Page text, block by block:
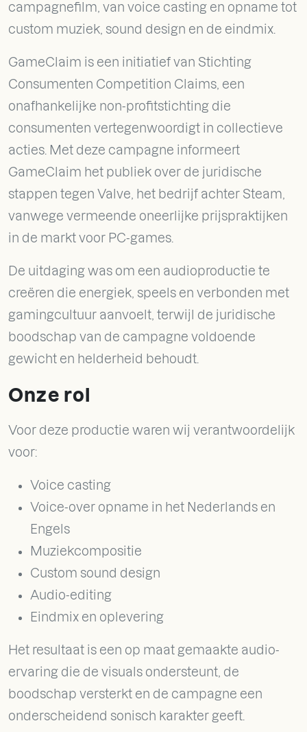
campagnefilm, van voice casting en opname tot
custom muziek, sound design en de eindmix.
GameClaim is een initiatief van Stichting
Consumenten Competition Claims, een
onafhankelijke non-profitstichting die
consumenten vertegenwoordigt in collectieve
acties. Met deze campagne informeert
GameClaim het publiek over de juridische
stappen tegen Valve, het bedrijf achter Steam,
vanwege vermeende oneerlijke prijspraktijken
in de markt voor PC-games.
De uitdaging was om een audioproductie te
creëren die energiek, speels en verbonden met
gamingcultuur aanvoelt, terwijl de juridische
boodschap van de campagne voldoende
gewicht en helderheid behoudt.
Onze rol
Voor deze productie waren wij verantwoordelijk
voor:
Voice casting
Voice-over opname in het Nederlands en
Engels
Muziekcompositie
Custom sound design
Audio-editing
Eindmix en oplevering
Het resultaat is een op maat gemaakte audio-
ervaring die de visuals ondersteunt, de
boodschap versterkt en de campagne een
onderscheidend sonisch karakter geeft.